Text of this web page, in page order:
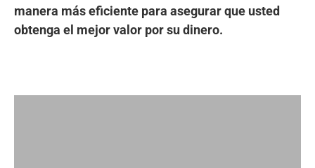
manera más eficiente para asegurar que usted
obtenga el mejor valor por su dinero.